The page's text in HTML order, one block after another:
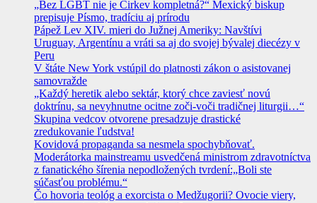
„Bez LGBT nie je Cirkev kompletná?“ Mexický biskup
prepisuje Písmo, tradíciu aj prírodu
Pápež Lev XIV. mieri do Južnej Ameriky: Navštívi
Uruguay, Argentínu a vráti sa aj do svojej bývalej diecézy v
Peru
V štáte New York vstúpil do platnosti zákon o asistovanej
samovražde
„Každý heretik alebo sektár, ktorý chce zaviesť novú
doktrínu, sa nevyhnutne ocitne zoči-voči tradičnej liturgii…“
Skupina vedcov otvorene presadzuje drastické
zredukovanie ľudstva!
Kovidová propaganda sa nesmela spochybňovať.
Moderátorka mainstreamu usvedčená ministrom zdravotníctva
z fanatického šírenia nepodložených tvrdení:„Boli ste
súčasťou problému.“
Čo hovoria teológ a exorcista o Medžugorii? Ovocie viery,